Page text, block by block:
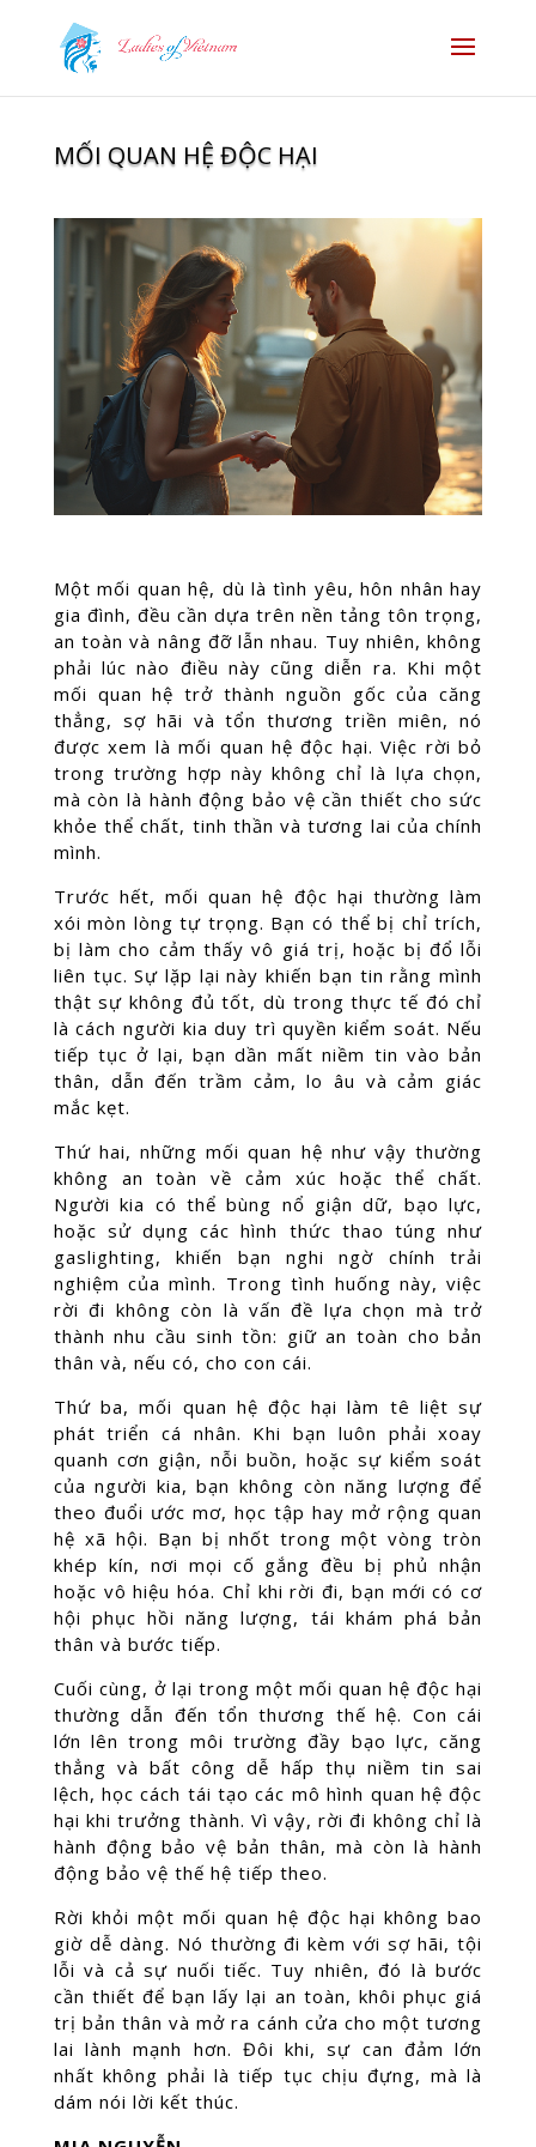
MỐI QUAN HỆ ĐỘC HẠI
Một mối quan hệ, dù là tình yêu, hôn nhân hay
gia đình, đều cần dựa trên nền tảng tôn trọng,
an toàn và nâng đỡ lẫn nhau. Tuy nhiên, không
phải lúc nào điều này cũng diễn ra. Khi một
mối quan hệ trở thành nguồn gốc của căng
thẳng, sợ hãi và tổn thương triền miên, nó
được xem là mối quan hệ độc hại. Việc rời bỏ
trong trường hợp này không chỉ là lựa chọn,
mà còn là hành động bảo vệ cần thiết cho sức
khỏe thể chất, tinh thần và tương lai của chính
mình.
Trước hết, mối quan hệ độc hại thường làm
xói mòn lòng tự trọng. Bạn có thể bị chỉ trích,
bị làm cho cảm thấy vô giá trị, hoặc bị đổ lỗi
liên tục. Sự lặp lại này khiến bạn tin rằng mình
thật sự không đủ tốt, dù trong thực tế đó chỉ
là cách người kia duy trì quyền kiểm soát. Nếu
tiếp tục ở lại, bạn dần mất niềm tin vào bản
thân, dẫn đến trầm cảm, lo âu và cảm giác
mắc kẹt.
Thứ hai, những mối quan hệ như vậy thường
không an toàn về cảm xúc hoặc thể chất.
Người kia có thể bùng nổ giận dữ, bạo lực,
hoặc sử dụng các hình thức thao túng như
gaslighting, khiến bạn nghi ngờ chính trải
nghiệm của mình. Trong tình huống này, việc
rời đi không còn là vấn đề lựa chọn mà trở
thành nhu cầu sinh tồn: giữ an toàn cho bản
thân và, nếu có, cho con cái.
Thứ ba, mối quan hệ độc hại làm tê liệt sự
phát triển cá nhân. Khi bạn luôn phải xoay
quanh cơn giận, nỗi buồn, hoặc sự kiểm soát
của người kia, bạn không còn năng lượng để
theo đuổi ước mơ, học tập hay mở rộng quan
hệ xã hội. Bạn bị nhốt trong một vòng tròn
khép kín, nơi mọi cố gắng đều bị phủ nhận
hoặc vô hiệu hóa. Chỉ khi rời đi, bạn mới có cơ
hội phục hồi năng lượng, tái khám phá bản
thân và bước tiếp.
Cuối cùng, ở lại trong một mối quan hệ độc hại
thường dẫn đến tổn thương thế hệ. Con cái
lớn lên trong môi trường đầy bạo lực, căng
thẳng và bất công dễ hấp thụ niềm tin sai
lệch, học cách tái tạo các mô hình quan hệ độc
hại khi trưởng thành. Vì vậy, rời đi không chỉ là
hành động bảo vệ bản thân, mà còn là hành
động bảo vệ thế hệ tiếp theo.
Rời khỏi một mối quan hệ độc hại không bao
giờ dễ dàng. Nó thường đi kèm với sợ hãi, tội
lỗi và cả sự nuối tiếc. Tuy nhiên, đó là bước
cần thiết để bạn lấy lại an toàn, khôi phục giá
trị bản thân và mở ra cánh cửa cho một tương
lai lành mạnh hơn. Đôi khi, sự can đảm lớn
nhất không phải là tiếp tục chịu đựng, mà là
dám nói lời kết thúc.